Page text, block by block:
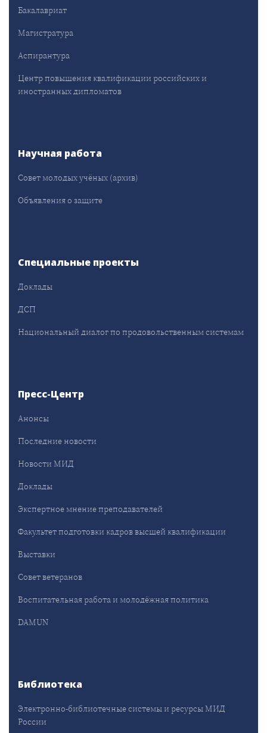
Бакалавриат
Магистратура
Аспирантура
Центр повышения квалификации российских и
иностранных дипломатов
Научная работа
Совет молодых учёных (архив)
Объявления о защите
Специальные проекты
Доклады
ДСП
Национальный диалог по продовольственным системам
Пресс-Центр
Анонсы
Последние новости
Новости МИД
Доклады
Экспертное мнение преподавателей
Факультет подготовки кадров высшей квалификации
Выставки
Совет ветеранов
Воспитательная работа и молодёжная политика
DAMUN
Библиотека
Электронно-библиотечные системы и ресурсы МИД
России